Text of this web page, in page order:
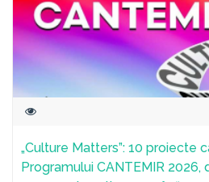
„Culture Matters”: 10 proiecte
Programului CANTEMIR 2026,